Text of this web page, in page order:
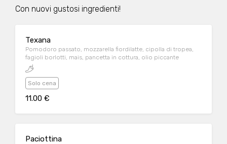
Con nuovi gustosi ingredienti!
Texana
Pomodoro passato, mozzarella fiordilatte, cipolla di tropea,
fagioli borlotti, mais, pancetta in cottura, olio piccante
Solo cena
11.00 €
Paciottina